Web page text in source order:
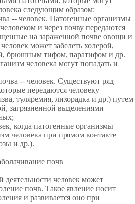
следующим образом:
-- человек. Патогенные организмы
и через почву передаются
на зараженной почве овощи и
может заболеть холерой,
брюшным тифом, паратифом и др.
человека могут попадать и
-- человек. Существуют ряд
передаются человеку
туляремия, лихорадка и др.) путем
загрязненной выделениями
когда патогенные организмы
человека при прямом контакте
и др.).
почв
деятельности человек может
почв. Такое явление носит
и развивается оно при